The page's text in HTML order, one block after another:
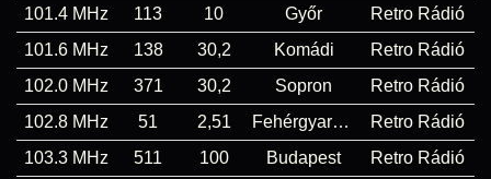
101.4 MHz
113 10 Győr
Retro Rádió
101.6 MHz
138 30,2 Komádi
Retro Rádió
102.0 MHz
371 30,2 Sopron
Retro Rádió
102.8 MHz
51 2,51 Fehérgyarmat
Retro Rádió
103.3 MHz
511 100 Budapest Retro Rádió